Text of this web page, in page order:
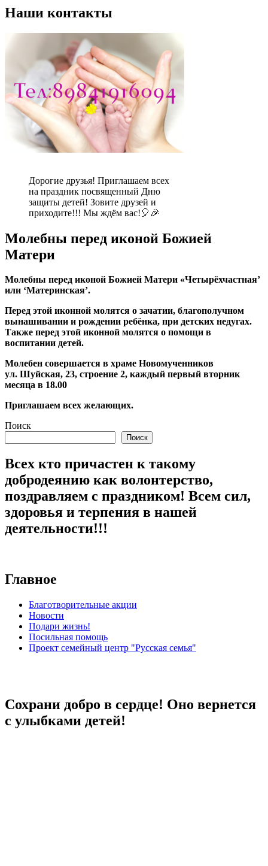
Наши контакты
Дорогие друзья! Приглашаем всех
на праздник посвященный Дню
защиты детей! Зовите друзей и
приходите!!! Мы ждём вас!🎈🎉
Молебны перед иконой Божией
Матери
Молебны перед иконой Божией Матери «Четырёхчастная’
или ‘Материнская’.
Перед этой иконной молятся о зачатии, благополучном
вынашивании и рождении ребёнка, при детских недугах.
Также перед этой иконной молятся о помощи в
воспитании детей.
Молебен совершается в храме Новомученников
ул. Шуйская, 23, строение 2, каждый первый вторник
месяца в 18.00
Приглашаем всех желающих.
Поиск
Поиск
Всех кто причастен к такому
добродеянию как волонтерство,
поздравляем с праздником! Всем сил,
здоровья и терпения в нашей
деятельности!!!
Главное
Благотворительные акции
Новости
Подари жизнь!
Посильная помощь
Проект семейный центр "Русская семья"
Сохрани добро в сердце! Оно вернется
с улыбками детей!